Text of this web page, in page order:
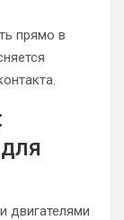
прямо в
двигателями